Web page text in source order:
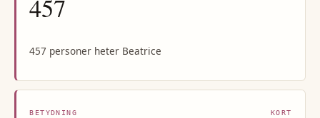
457
457 personer heter Beatrice
BETYDNING KORT